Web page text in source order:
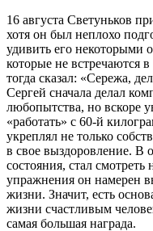
16 августа Светуньков
хотя он был неплохо
удивить его некоторыми
которые не встречаются
тогда сказал: «Сережа,
Сергей сначала делал
любопытства, но вскоре
«работать» с 60-й
укреплял не только
в свое выздоровление. В
состояния, стал
упражнения он намерен
жизни. Значит, есть
жизни счастливым
самая большая награда.